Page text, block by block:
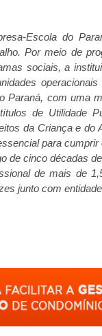
Escola do
Por meio de
sociais, a
Paraná, com uma
de Utilidade
da Criança e do
para
de cinco décadas
de mais de
junto com